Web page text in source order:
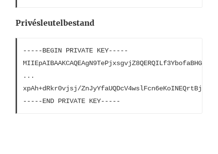
Privésleutelbestand
-----BEGIN PRIVATE KEY-----
...
xpAh+dRkr0vjsj/
-----END PRIVATE KEY-----